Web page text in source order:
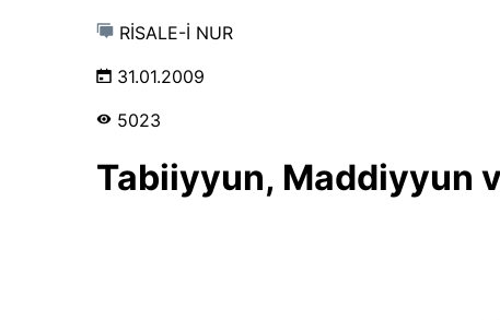
RİSALE-İ NUR
31.01.2009
5023
Tabiiyyun, Maddiyyun